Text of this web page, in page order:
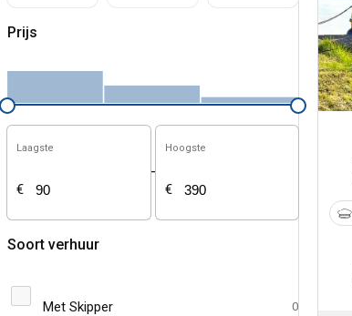
Prijs
Laagste
€
-
Hoogste
€
Soort verhuur
Met Skipper 0